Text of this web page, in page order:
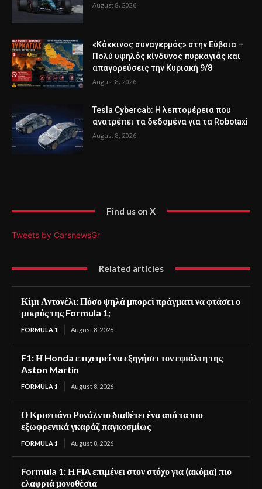
August 8, 2026
«Κόκκινος συναγερμός» στην Εύβοια –
Πολύ υψηλός κίνδυνος πυρκαγιάς και
απαγορεύσεις την Κυριακή 9/8
August 8, 2026
Tesla Cybercab: Η λεπτομέρεια που
ανατρέπει τα δεδομένα για τα Robotaxi
August 8, 2026
Find us on X
Tweets by CarsnewsGr
Related articles
Κίμι Αντονέλι: Πόσο ψηλά μπορεί πράγματι να φτάσει ο
μικρός της Formula 1;
FORMULA 1 August 8, 2026
F1: Η Honda επιχειρεί να εξηγήσει τον εφιάλτη της
Aston Martin
FORMULA 1 August 8, 2026
Ο Κριστιάνο Ρονάλντο διαθέτει ένα από τα πιο
εξωφρενικά γκαράζ παγκοσμίως
FORMULA 1 August 8, 2026
Formula 1: Η FIA επιμένει στον στόχο για (ακόμα) πιο
ελαφριά μονοθέσια